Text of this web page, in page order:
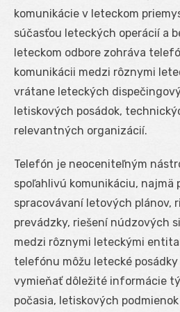
komunikácie v leteckom
súčasťou leteckých operácií a
leteckom odbore zohráva
komunikácii medzi rôznymi
vrátane leteckých
letiskových posádok,
relevantných organizácií.
Telefón je neoceniteľným
spoľahlivú komunikáciu, najmä
spracovávaní letových plánov,
prevádzky, riešení núdzových
medzi rôznymi leteckými
telefónu môžu letecké
vymieňať dôležité informácie
počasia, letiskových